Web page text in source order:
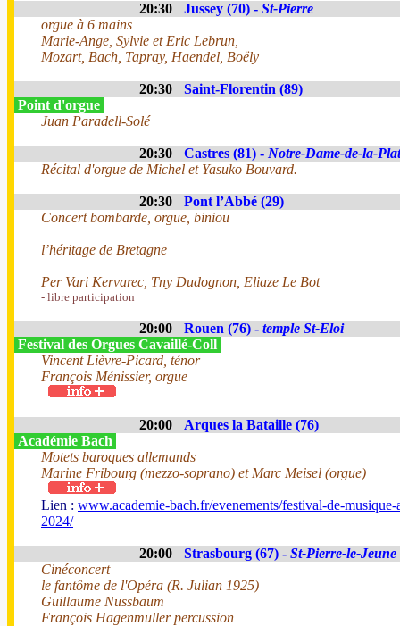
20:30 Jussey (70) - St-Pierre
orgue à 6 mains
Marie-Ange, Sylvie et Eric Lebrun,
Mozart, Bach, Tapray, Haendel, Boëly
20:30
Saint-Florentin (89)
Point d'orgue
Juan Paradell-Solé
20:30 Castres (81) - Notre-Dame-de-la-
Récital d'orgue de Michel et Yasuko Bouvard.
20:30
Pont l’Abbé (29)
Concert bombarde, orgue, biniou
l’héritage de Bretagne
Per Vari Kervarec, Tny Dudognon, Eliaze Le Bot
- libre participation
20:00 Rouen (76) - temple St-Eloi
Festival des Orgues Cavaillé-Coll
Vincent Lièvre-Picard, ténor
François Ménissier, orgue
20:00
Arques la Bataille (76)
Académie Bach
Motets baroques allemands
Marine Fribourg (mezzo-soprano) et Marc Meisel (orgue)
Lien : www.academie-bach.fr/evenements/festival-de-
2024/
20:00 Strasbourg (67) - St-Pierre-le-Jeune
Cinéconcert
le fantôme de l'Opéra (R. Julian 1925)
Guillaume Nussbaum
François Hagenmuller percussion